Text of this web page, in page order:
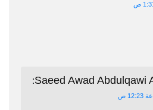
Saeed Awad Abdulqawi
: